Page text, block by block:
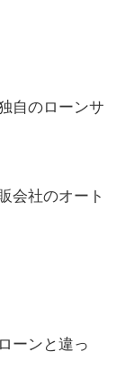
自のローンサ
会社のオート
ーンと違っ